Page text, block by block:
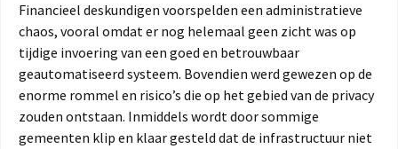
Financieel deskundigen voorspelden een administratieve
chaos, vooral omdat er nog helemaal geen zicht was op
tijdige invoering van een goed en betrouwbaar
geautomatiseerd systeem. Bovendien werd gewezen op de
enorme rommel en risico’s die op het gebied van de privacy
zouden ontstaan. Inmiddels wordt door sommige
gemeenten klip en klaar gesteld dat de infrastructuur niet